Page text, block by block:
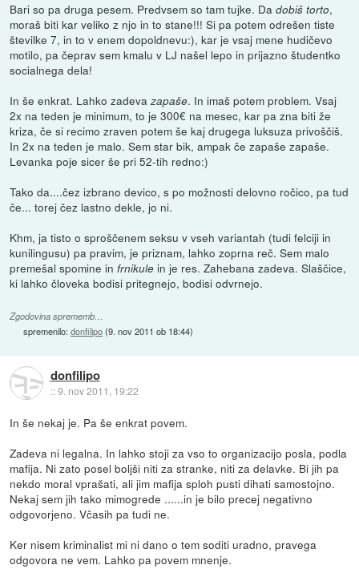
Bari so pa druga pesem. Predvsem so tam tujke. Dadobiš torto,
moraš biti kar veliko z njo in to stane!!! Si pa potem odrešen tiste
številke 7, in to v enem dopoldnevu:), kar je vsaj mene hudičevo
motilo, pa čeprav sem kmalu v LJ našel lepo in prijazno študentko
socialnega dela!
In še enkrat. Lahko zadevazapaše. In imaš potem problem. Vsaj
2x na teden je minimum, to je 300€ na mesec, kar pa zna biti že
kriza, če si recimo zraven potem še kaj drugega luksuza privoščiš.
In 2x na teden je malo. Sem star bik, ampak če zapaše zapaše.
Levanka poje sicer še pri 52-tih redno:)
Tako da....čez izbrano devico, s po možnosti delovno ročico, pa tud
če... torej čez lastno dekle, jo ni.
Khm, ja tisto o sproščenem seksu v vseh variantah (tudi felciji in
kunilingusu) pa pravim, je priznam, lahko zoprna reč. Sem malo
premešal spomine infrnikule in je res. Zahebana zadeva. Slaščice,
ki lahko človeka bodisi pritegnejo, bodisi odvrnejo.
Zgodovina sprememb…
spremenilo:donfilipo(9. nov 2011 ob 18:44)
donfilipo
::9. nov 2011, 19:22
In še nekaj je. Pa še enkrat povem.
Zadeva ni legalna. In lahko stoji za vso to organizacijo posla, podla
mafija. Ni zato posel boljši niti za stranke, niti za delavke. Bi jih pa
nekdo moral vprašati, ali jim mafija sploh pusti dihati samostojno.
Nekaj sem jih tako mimogrede ......in je bilo precej negativno
odgovorjeno. Včasih pa tudi ne.
Ker nisem kriminalist mi ni dano o tem soditi uradno, pravega
odgovora ne vem. Lahko pa povem mnenje.